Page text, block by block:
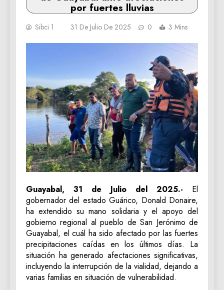
por fuertes lluvias
Sibci 1 31 De Julio De 2025 0 3 Mins
‎Guayabal, 31 de Julio del 2025.- El
gobernador del estado Guárico, Donald Donaire,
ha extendido su mano solidaria y el apoyo del
gobierno regional al pueblo de San Jerónimo de
Guayabal, el cuál ha sido afectado por las fuertes
precipitaciones caídas en los últimos días. La
situación ha generado afectaciones significativas,
incluyendo la interrupción de la vialidad, dejando a
varias familias en situación de vulnerabilidad.